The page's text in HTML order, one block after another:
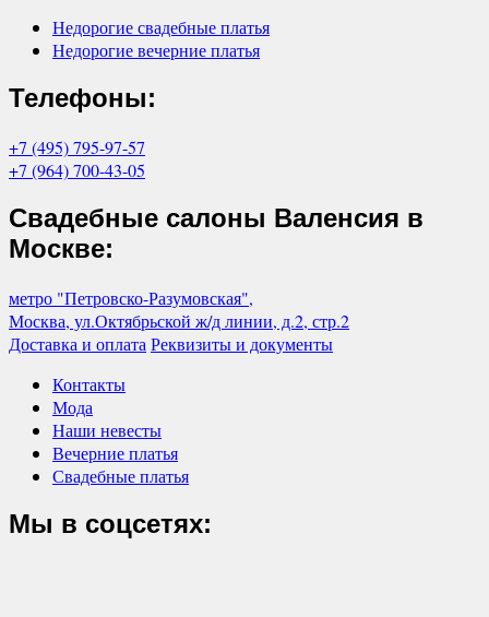
Недорогие свадебные платья
Недорогие вечерние платья
Телефоны:
+7 (495) 795-97-57
+7 (964) 700-43-05
Свадебные салоны Валенсия в
Москве:
метро "Петровско-Разумовская",
Москва, ул.Октябрьской ж/д линии, д.2, стр.2
Доставка и оплата Реквизиты и документы
Контакты
Мода
Наши невесты
Вечерние платья
Свадебные платья
Мы в соцсетях: